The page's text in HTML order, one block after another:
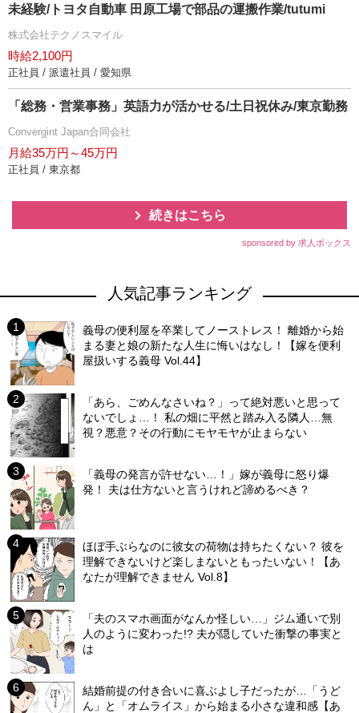
未経験/トヨタ自動車 田原工場で部品の運搬作業/tutumi
株式会社テクノスマイル
時給2,100円
正社員 / 派遣社員 / 愛知県
「総務・営業事務」英語力が活かせる/土日祝休み/東京勤務
Convergint Japan合同会社
月給35万円～45万円
正社員 / 東京都
続きはこちら
sponsored by 求人ボックス
人気記事ランキング
義母の便利屋を卒業してノーストレス！ 離婚から始
まる妻と娘の新たな人生に悔いはなし！【嫁を便利
屋扱いする義母 Vol.44】
「あら、ごめんなさいね？」って絶対悪いと思って
ないでしょ…！ 私の畑に平然と踏み入る隣人…無
視？悪意？その行動にモヤモヤが止まらない
「義母の発言が許せない…！」嫁が義母に怒り爆
発！ 夫は仕方ないと言うけれど諦めるべき？
ほぼ手ぶらなのに彼女の荷物は持ちたくない？ 彼を
理解できないけど楽しまないともったいない！【あ
なたが理解できません Vol.8】
「夫のスマホ画面がなんか怪しい…」ジム通いで別
人のように変わった!? 夫が隠していた衝撃の事実と
は
結婚前提の付き合いに喜ぶよし子だったが…「うど
ん」と「オムライス」から始まる小さな違和感【あ